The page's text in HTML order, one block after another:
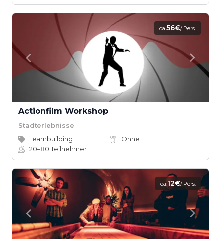
ca.56€/ Pers.
Actionfilm Workshop
Stadterlebnisse
Teambuilding
Ohne
20–80Teilnehmer
ca.12€/ Pers.